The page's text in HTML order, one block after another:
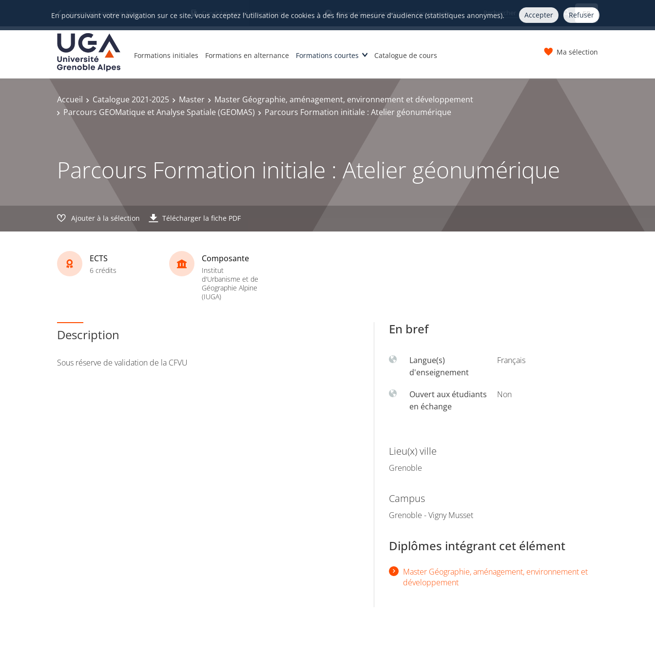
En poursuivant votre navigation sur ce site, vous acceptez l'utilisation de cookies à des fins de mesure d'audience (statistiques anonymes). Accepter Refuser
Université Grenoble Alpes Candidatures et inscriptions Orientation et insertion professionnelle FR
Formations initiales Formations en alternance Formations courtes Catalogue de cours Ma sélection
Accueil Catalogue 2021-2025 Master
Master Géographie, aménagement, environnement et développement
Parcours GEOMatique et Analyse Spatiale (GEOMAS)
Parcours Formation initiale : Atelier géonumérique
Parcours Formation initiale : Atelier géonumérique
Ajouter à la sélection Télécharger la fiche PDF
ECTS
6 crédits
Composante
Institut
d'Urbanisme et de
Géographie Alpine
(IUGA)
Description
Sous réserve de validation de la CFVU
En bref
Langue(s)
d'enseignement
Français
Ouvert aux étudiants
en échange
Non
Lieu(x) ville
Grenoble
Campus
Grenoble - Vigny Musset
Diplômes intégrant cet élément
Master Géographie, aménagement, environnement et
développement